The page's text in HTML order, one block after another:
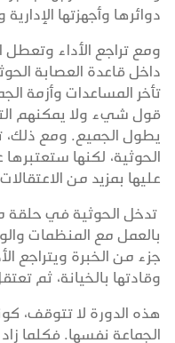
دوائرها وأجهزتها
ومع تراجع الأداء وتعطل
داخل قاعدة العصابة
تأخر المساعدات وأزمة
قول شيء ولا يمكنهم
يطول الجميع. ومع ذلك،
الحوثية، لكنها
عليها بمزيد من
تدخل الحوثية في حلقة
بالعمل مع المنظمات
جزء من الخبرة ويتراجع
وقادتها بالخيانة، ثم
هذه الدورة لا تتوقف،
الجماعة نفسها. فكلما